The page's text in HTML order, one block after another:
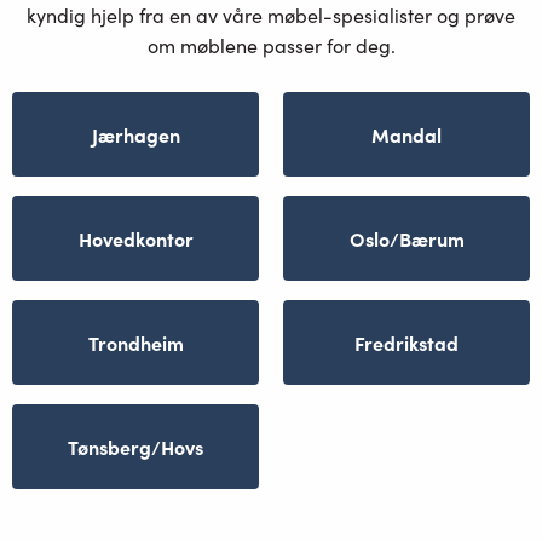
kyndig hjelp fra en av våre møbel-spesialister og prøve
om møblene passer for deg.
Jærhagen Mandal
Hovedkontor Oslo/Bærum
Trondheim Fredrikstad
Tønsberg/Hovs